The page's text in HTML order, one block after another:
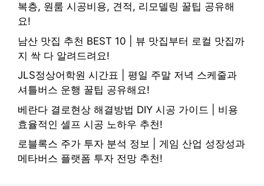
복층, 원룸 시공비용, 견적, 리모델링 꿀팁 공유해
요!
남산 맛집 추천 BEST 10 | 뷰 맛집부터 로컬 맛집까
지 싹 다 알려드려요!
JLS정상어학원 시간표 | 평일 주말 저녁 스케줄과
셔틀버스 운행 꿀팁 공유해요!
베란다 결로현상 해결방법 DIY 시공 가이드 | 비용
효율적인 셀프 시공 노하우 추천!
로블록스 주가 투자 분석 정보 | 게임 산업 성장성과
메타버스 플랫폼 투자 전망 추천!